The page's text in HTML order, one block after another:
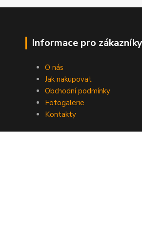
Informace pro zákazníky
O nás
Jak nakupovat
Obchodní podmínky
Fotogalerie
Kontakty